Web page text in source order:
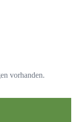
vorhanden.